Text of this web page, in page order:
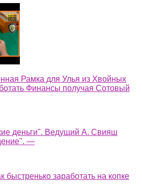
Рамка для Улья из Хвойных
Финансы получая Сотовый
деньги". Ведущий А. Свияш
—
быстренько заработать на копке